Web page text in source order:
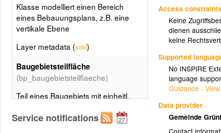
Access
Keine
dienen
keine
Supported
No INSPIRE
language
Guidance -
Data provider
Gemeinde
Klasse modelliert einen Bereich
eines Bebauungsplans, z.B. eine
vertikale Ebene
Layer metadata (xml)
Baugebietsteilfläche
(bp_baugebietsteilflaeche)
Teil eines Baugebiets mit einheitl.
Layer metadata (xml)
Service notifications